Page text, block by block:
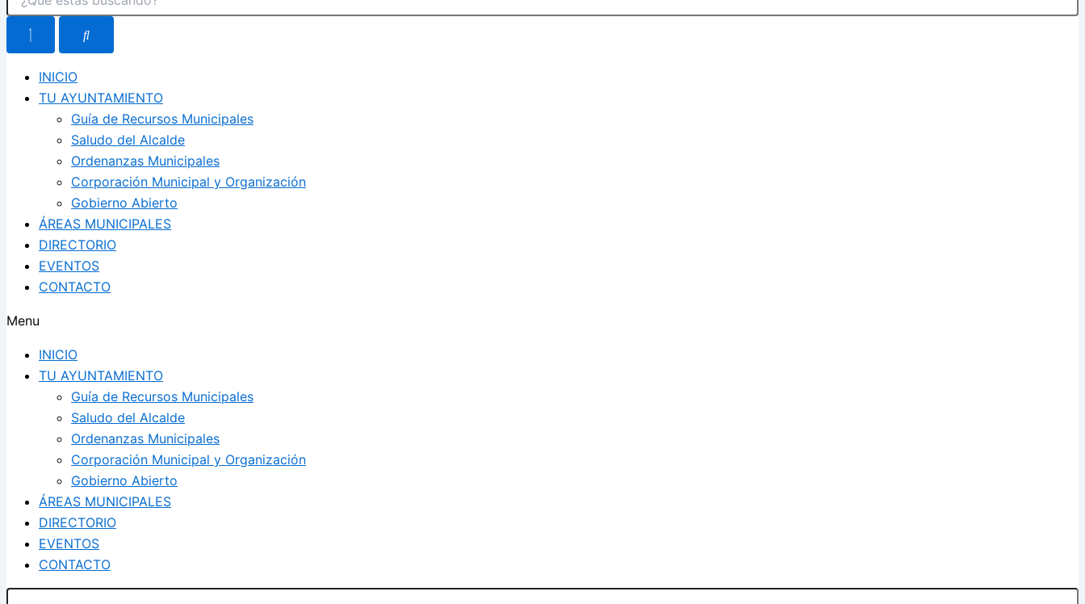
INICIO
TU AYUNTAMIENTO
Guía de Recursos Municipales
Saludo del Alcalde
Ordenanzas Municipales
Corporación Municipal y Organización
Gobierno Abierto
ÁREAS MUNICIPALES
DIRECTORIO
EVENTOS
CONTACTO
Menu
INICIO
TU AYUNTAMIENTO
Guía de Recursos Municipales
Saludo del Alcalde
Ordenanzas Municipales
Corporación Municipal y Organización
Gobierno Abierto
ÁREAS MUNICIPALES
DIRECTORIO
EVENTOS
CONTACTO